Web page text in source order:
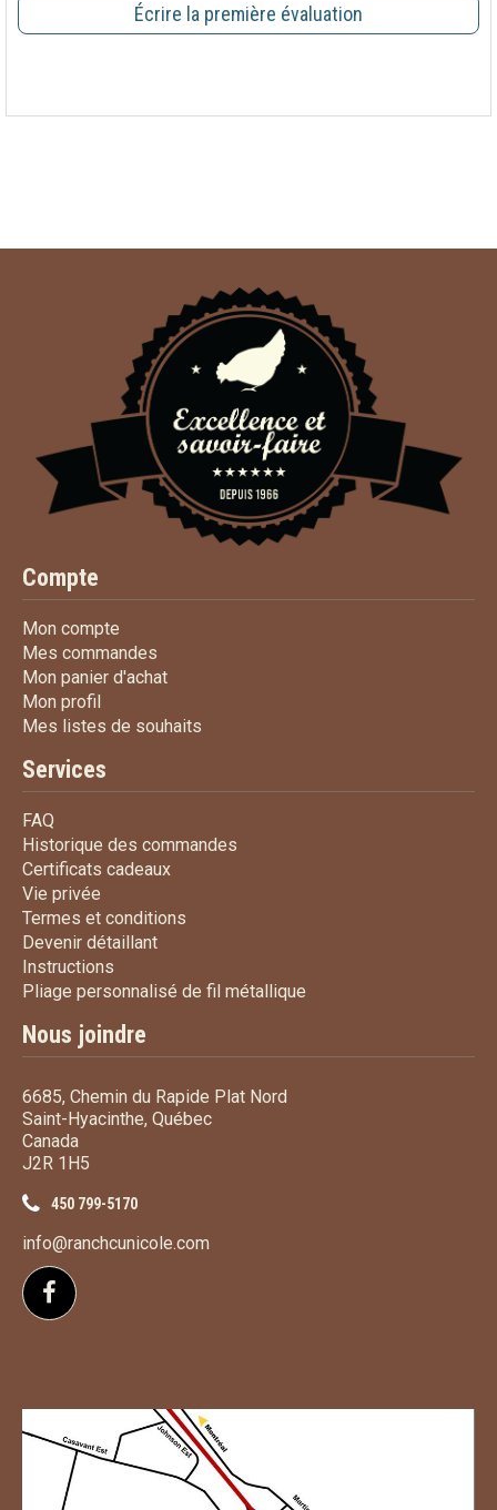
Écrire la première évaluation
Compte
Mon compte
Mes commandes
Mon panier d'achatMon panier d'achat
Mon profil
Mes listes de souhaits
Services
FAQ
Historique des commandes
Certificats cadeauxCertificats cadeaux
Vie privée
Termes et conditions
Devenir détaillantDevenir détaillant
Instructions
Pliage personnalisé de fil métallique
Nous joindre
6685, Chemin du Rapide Plat Nord
Saint-Hyacinthe, Québec
Canada
J2R 1H5
450 799-5170
info@ranchcunicole.com
Suivez-nous sur Facebook